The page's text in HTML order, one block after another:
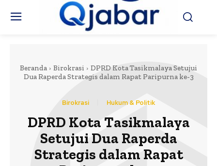
Beranda Birokrasi
DPRD Kota Tasikmalaya Setujui
Dua Raperda Strategis dalam Rapat Paripurna ke-3
Birokrasi Hukum & Politik
DPRD Kota Tasikmalaya
Setujui Dua Raperda
Strategis dalam Rapat